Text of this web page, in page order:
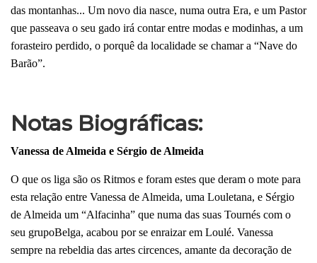
das montanhas... Um novo dia nasce, numa outra Era, e um Pastor
que passeava o seu gado irá contar entre modas e modinhas, a um
forasteiro perdido, o porquê da localidade se chamar a “Nave do
Barão”.
Notas Biográficas:
Vanessa de Almeida e Sérgio de Almeida
O que os liga são os Ritmos e foram estes que deram o mote para
esta relação entre Vanessa de Almeida, uma Louletana, e Sérgio
de Almeida um “Alfacinha” que numa das suas Tournés com o
seu grupoBelga, acabou por se enraizar em Loulé. Vanessa
sempre na rebeldia das artes circences, amante da decoração de